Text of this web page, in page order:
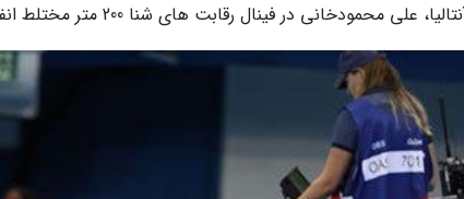
محمودخانی در فینال رقابت های شنا 200 متر مختلط انفرادی به مدال نرسید.